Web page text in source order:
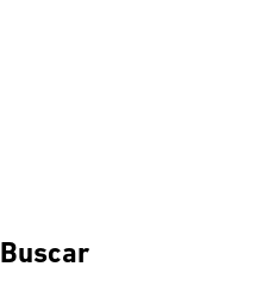
Buscar